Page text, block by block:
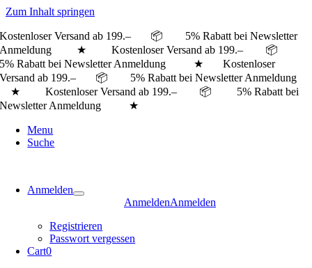
Zum Inhalt springen
Kostenloser Versand ab 199.– 📦 5% Rabatt bei Newsletter
Anmeldung ★ Kostenloser Versand ab 199.– 📦
5% Rabatt bei Newsletter Anmeldung ★Kostenloser
Versand ab 199.– 📦 5% Rabatt bei Newsletter Anmeldung
★ Kostenloser Versand ab 199.– 📦 5% Rabatt bei
Newsletter Anmeldung ★
Menu
Suche
Anmelden
AnmeldenAnmelden
Registrieren
Passwort vergessen
Cart0